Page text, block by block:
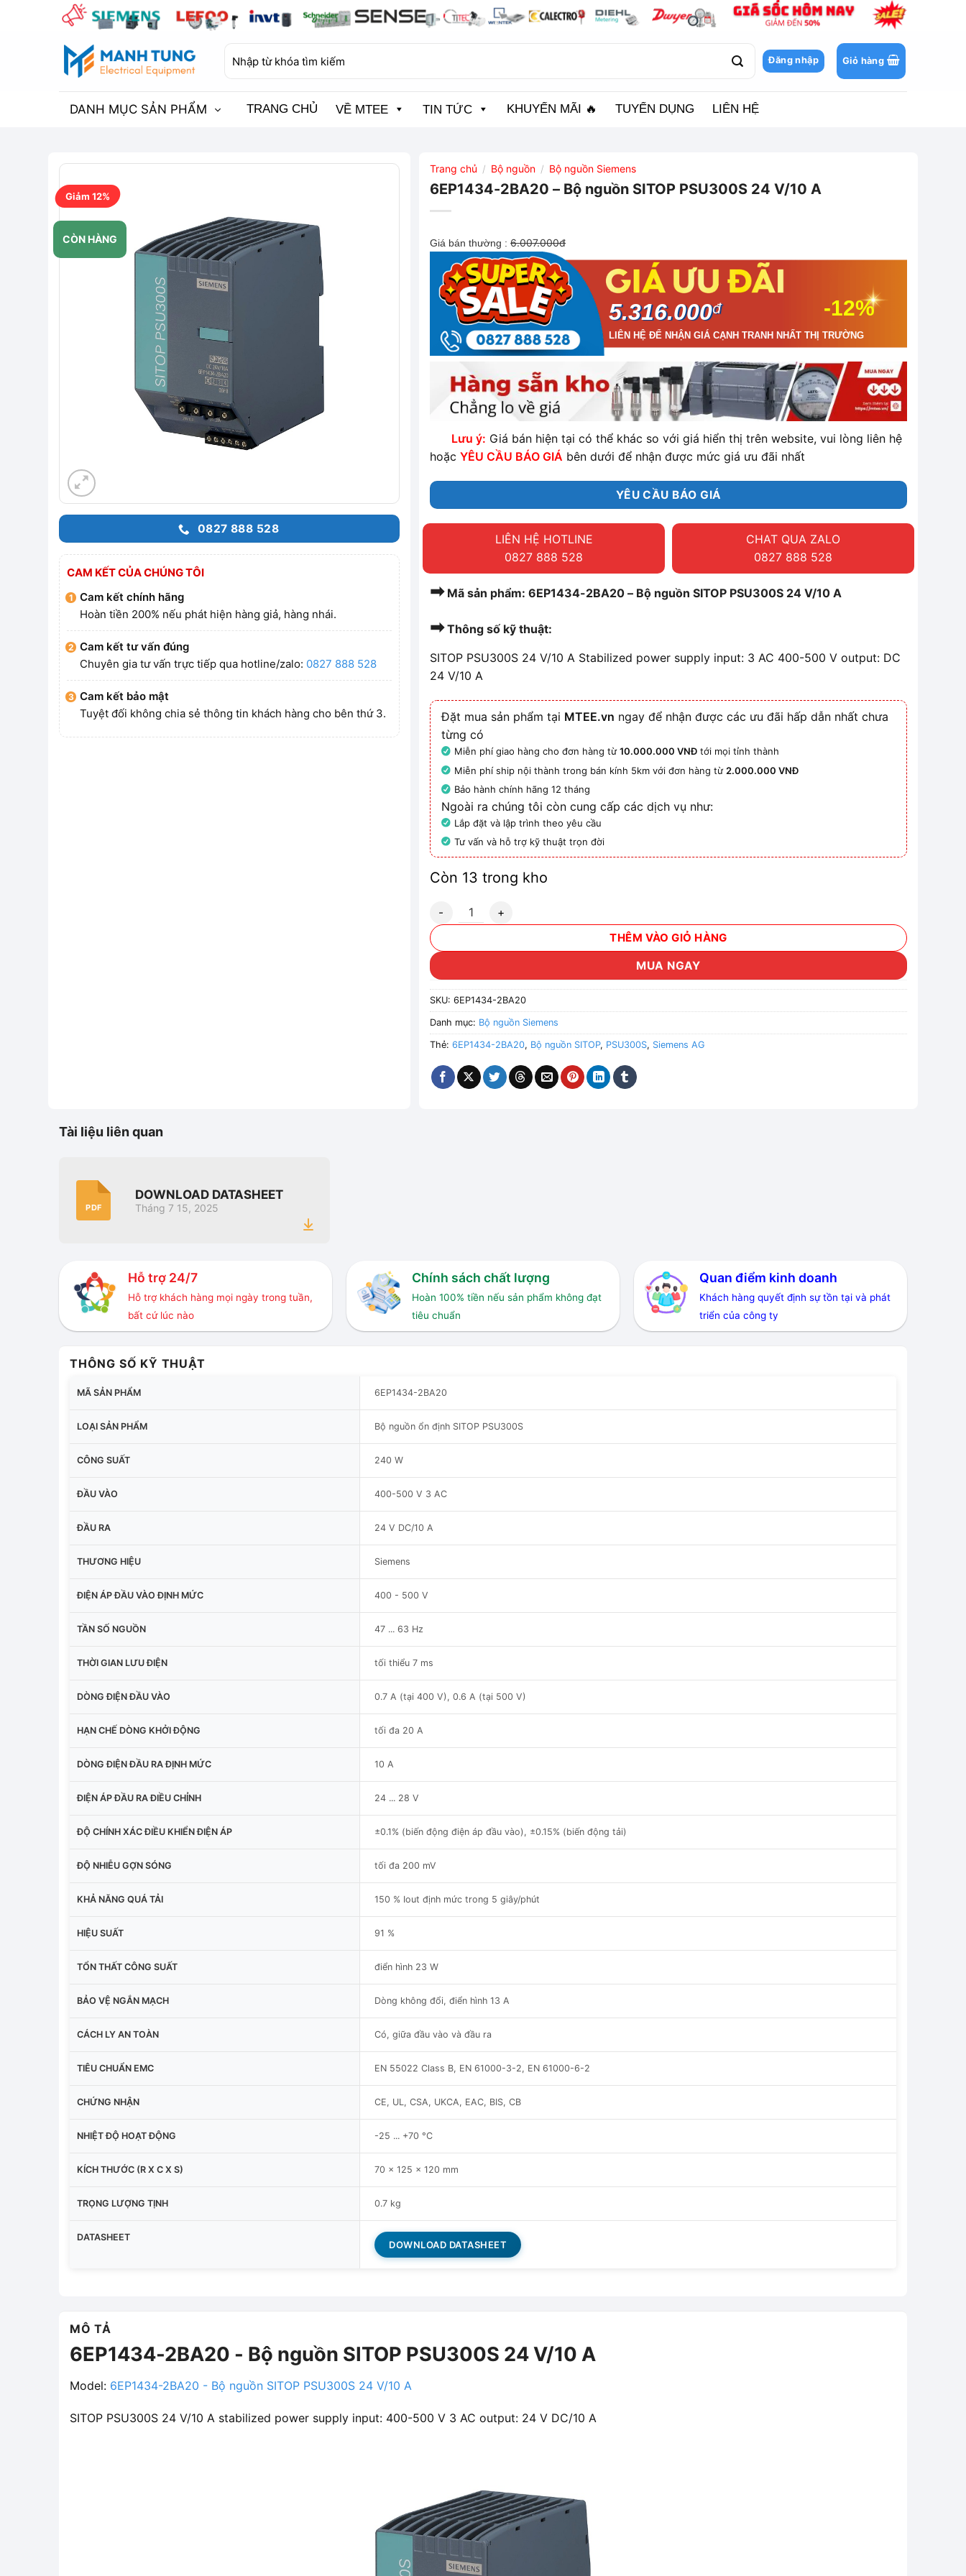
kiếm:
Đăng nhập Giỏ hàng
DANH MỤC SẢN PHẨM TRANG CHỦ VỀ MTEE TIN TỨC KHUYẾN MÃI 🔥 TUYỂN DỤNG LIÊN HỆ
Giảm 12%
CÒN HÀNG
0827 888 528
CAM KẾT CỦA CHÚNG TÔI
Cam kết chính hãng
Hoàn tiền 200% nếu phát hiện hàng giả, hàng nhái.
Cam kết tư vấn đúng
Chuyên gia tư vấn trực tiếp qua hotline/zalo: 0827 888 528
Cam kết bảo mật
Tuyệt đối không chia sẻ thông tin khách hàng cho bên thứ 3.
Trang chủ / Bộ nguồn / Bộ nguồn Siemens
6EP1434-2BA20 – Bộ nguồn SITOP PSU300S 24 V/10 A
Giá bán thường :6.007.000đ
-12%
5.316.000đ
LIÊN HỆ ĐỂ NHẬN GIÁ CẠNH TRANH NHẤT THỊ TRƯỜNG
Lưu ý: Giá bán hiện tại có thể khác so với giá hiển thị trên website, vui lòng liên hệ
hoặcYÊU CẦU BÁO GIÁ bên dưới để nhận được mức giá ưu đãi nhất
YÊU CẦU BÁO GIÁ
LIÊN HỆ HOTLINE
0827 888 528
CHAT QUA ZALO
0827 888 528
➡Mã sản phẩm: 6EP1434-2BA20 – Bộ nguồn SITOP PSU300S 24 V/10 A
➡Thông số kỹ thuật:
SITOP PSU300S 24 V/10 A Stabilized power supply input: 3 AC 400-500 V output: DC
24 V/10 A
Đặt mua sản phẩm tại MTEE.vn ngay để nhận được các ưu đãi hấp dẫn nhất chưa
từng có
Miễn phí giao hàng cho đơn hàng từ10.000.000 VNĐ tới mọi tỉnh thành
Miễn phí ship nội thành trong bán kính 5km với đơn hàng từ 2.000.000 VNĐ
Bảo hành chính hãng 12 tháng
Ngoài ra chúng tôi còn cung cấp các dịch vụ như:
Lắp đặt và lập trình theo yêu cầu
Tư vấn và hỗ trợ kỹ thuật trọn đời
Còn 13 trong kho
6EP1434-2BA20 - Bộ nguồn SITOP PSU300S 24 V/10 A số lượng
THÊM VÀO GIỎ HÀNG
MUA NGAY
SKU:6EP1434-2BA20
Danh mục: Bộ nguồn Siemens
Thẻ:6EP1434-2BA20, Bộ nguồn SITOP, PSU300S, Siemens AG
Tài liệu liên quan
PDF
DOWNLOAD DATASHEET
Tháng 7 15, 2025
Hỗ trợ 24/7
Hỗ trợ khách hàng mọi ngày trong tuần,
bất cứ lúc nào
Chính sách chất lượng
Hoàn 100% tiền nếu sản phẩm không đạt
tiêu chuẩn
Quan điểm kinh doanh
Khách hàng quyết định sự tồn tại và phát
triển của công ty
THÔNG SỐ KỸ THUẬT
MÃ SẢN PHẨM 6EP1434-2BA20
LOẠI SẢN PHẨM Bộ nguồn ổn định SITOP PSU300S
CÔNG SUẤT 240 W
ĐẦU VÀO 400-500 V 3 AC
ĐẦU RA 24 V DC/10 A
THƯƠNG HIỆU Siemens
ĐIỆN ÁP ĐẦU VÀO ĐỊNH MỨC 400 - 500 V
TẦN SỐ NGUỒN 47 ... 63 Hz
THỜI GIAN LƯU ĐIỆN tối thiểu 7 ms
DÒNG ĐIỆN ĐẦU VÀO 0.7 A (tại 400 V), 0.6 A (tại 500 V)
HẠN CHẾ DÒNG KHỞI ĐỘNG tối đa 20 A
DÒNG ĐIỆN ĐẦU RA ĐỊNH MỨC 10 A
ĐIỆN ÁP ĐẦU RA ĐIỀU CHỈNH 24 ... 28 V
ĐỘ CHÍNH XÁC ĐIỀU KHIỂN ĐIỆN ÁP ±0.1% (biến động điện áp đầu vào), ±0.15% (biến động tải)
ĐỘ NHIỄU GỢN SÓNG tối đa 200 mV
KHẢ NĂNG QUÁ TẢI 150 % Iout định mức trong 5 giây/phút
HIỆU SUẤT 91 %
TỔN THẤT CÔNG SUẤT điển hình 23 W
BẢO VỆ NGẮN MẠCH Dòng không đổi, điển hình 13 A
CÁCH LY AN TOÀN Có, giữa đầu vào và đầu ra
TIÊU CHUẨN EMC EN 55022 Class B, EN 61000-3-2, EN 61000-6-2
CHỨNG NHẬN CE, UL, CSA, UKCA, EAC, BIS, CB
NHIỆT ĐỘ HOẠT ĐỘNG -25 ... +70 °C
KÍCH THƯỚC (R X C X S) 70 × 125 × 120 mm
TRỌNG LƯỢNG TỊNH 0.7 kg
DATASHEET
DOWNLOAD DATASHEET
MÔ TẢ
6EP1434-2BA20 - Bộ nguồn SITOP PSU300S 24 V/10 A
Model: 6EP1434-2BA20 - Bộ nguồn SITOP PSU300S 24 V/10 A
SITOP PSU300S 24 V/10 A stabilized power supply input: 400-500 V 3 AC output: 24 V DC/10 A